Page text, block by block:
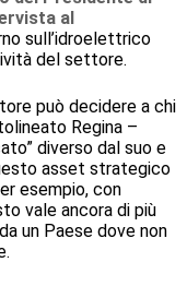
al
sull’idroelettrico
del settore.
può decidere a chi
Regina –
diverso dal suo e
asset strategico
esempio, con
vale ancora di più
un Paese dove non